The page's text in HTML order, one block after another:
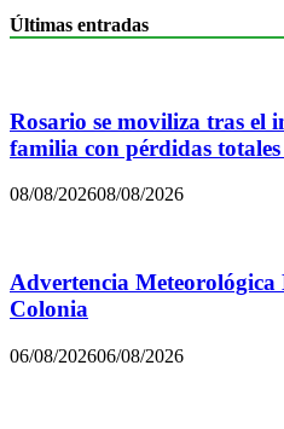
Últimas entradas
Rosario se moviliza tras el
familia con pérdidas
08/08/202608/08/2026
Advertencia
Colonia
06/08/202606/08/2026